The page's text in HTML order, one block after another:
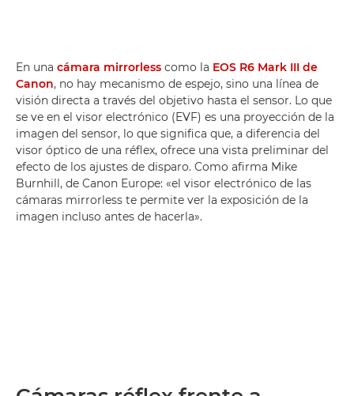
En una cámara mirrorless como la EOS R6 Mark III de
Canon, no hay mecanismo de espejo, sino una línea de
visión directa a través del objetivo hasta el sensor. Lo que
se ve en el visor electrónico (EVF) es una proyección de la
imagen del sensor, lo que significa que, a diferencia del
visor óptico de una réflex, ofrece una vista preliminar del
efecto de los ajustes de disparo. Como afirma Mike
Burnhill, de Canon Europe: «el visor electrónico de las
cámaras mirrorless te permite ver la exposición de la
imagen incluso antes de hacerla».